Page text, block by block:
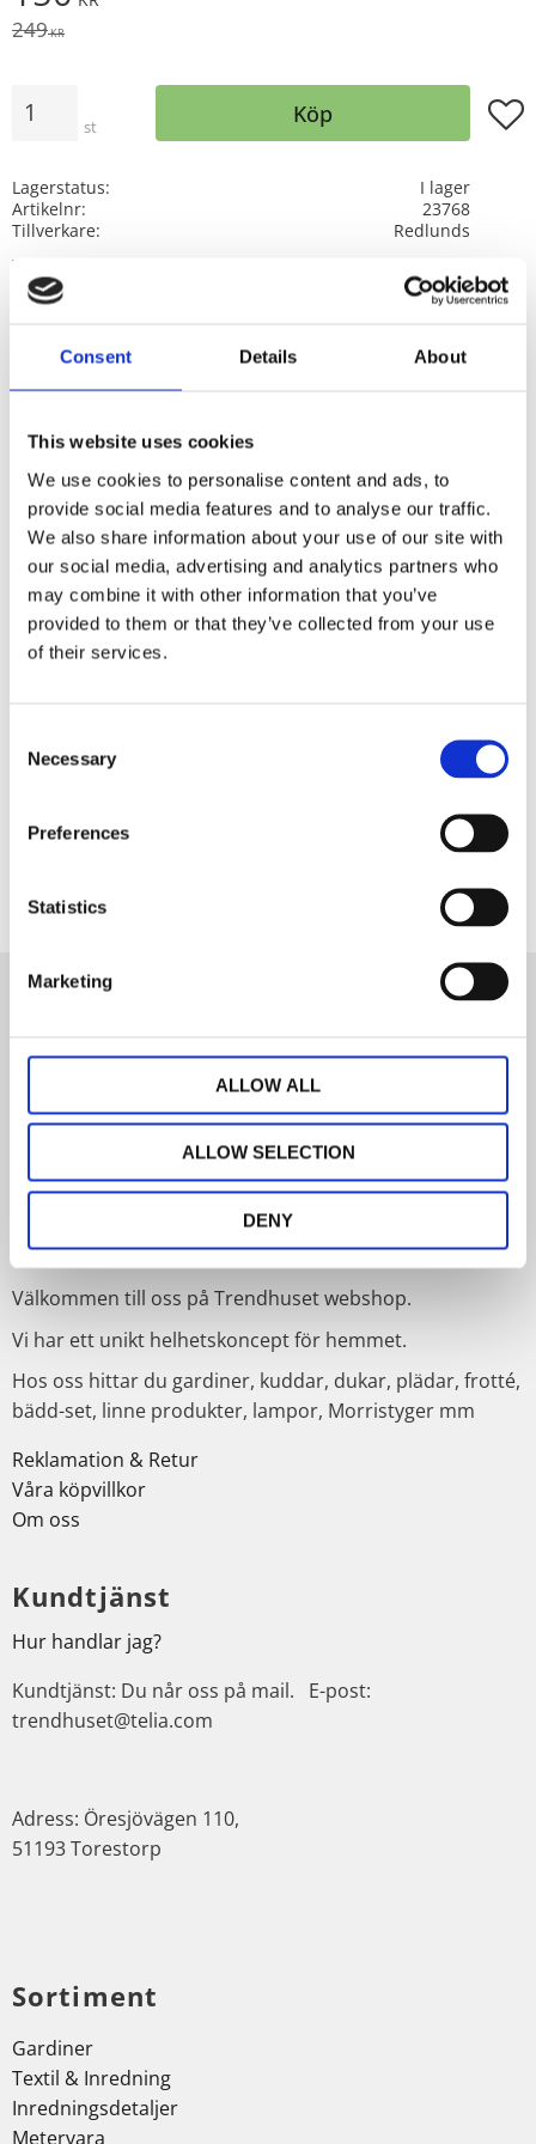
Consent Details About
This website uses cookies
We use cookies to personalise content and ads, to
provide social media features and to analyse our traffic.
We also share information about your use of our site with
our social media, advertising and analytics partners who
may combine it with other information that you’ve
provided to them or that they’ve collected from your use
of their services.
Selection
Necessary
Preferences
Statistics
Marketing
ALLOW ALL
ALLOW SELECTION
DENY
Ordinarie pris:
249KR
st Köp
Lagerstatus
I lager
Artikelnr
23768
Tillverkare
Redlunds
Visa alla produkter från Redlunds
100% polyester, tvätt 40º
Tahiti finns som färdig kudde, kuddfodral,
multibandslängder och som gardinkappa och i två
färgställningar.
Upphängning: Multiband.
- med fingerkrokar.
- med hällor man trär på stången.
- med nålkrok eller rynkbandskrok.
Du hittar både rynkbandskrokar och
PRENUMERERA
Dina personuppgifter behandlas i enlighet med vårintegritetspolicy.
Om Trendhuset
Välkommen till oss på Trendhuset webshop.
Vi har ett unikt helhetskoncept för hemmet.
Hos oss hittar du gardiner, kuddar, dukar, plädar, frotté,
bädd-set, linne produkter, lampor, Morristyger mm
Reklamation & Retur
Våra köpvillkor
Om oss
Kundtjänst
Hur handlar jag?
Kundtjänst: Du når oss på mail. E-post:
trendhuset@telia.com
Adress: Öresjövägen 110,
51193 Torestorp
Sortiment
Gardiner
Textil & Inredning
Inredningsdetaljer
Metervara